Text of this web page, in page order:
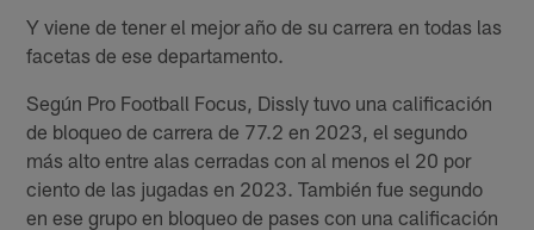
Y viene de tener el mejor año de su carrera en todas las
facetas de ese departamento.
Según Pro Football Focus, Dissly tuvo una calificación
de bloqueo de carrera de 77.2 en 2023, el segundo
más alto entre alas cerradas con al menos el 20 por
ciento de las jugadas en 2023. También fue segundo
en ese grupo en bloqueo de pases con una calificación